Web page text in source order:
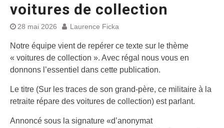
voitures de collection
28 mai 2026 Laurence Ficka
Notre équipe vient de repérer ce texte sur le thème
« voitures de collection ». Avec régal nous vous en
donnons l’essentiel dans cette publication.
Le titre (Sur les traces de son grand-père, ce militaire à la
retraite répare des voitures de collection) est parlant.
Annoncé sous la signature «d’anonymat